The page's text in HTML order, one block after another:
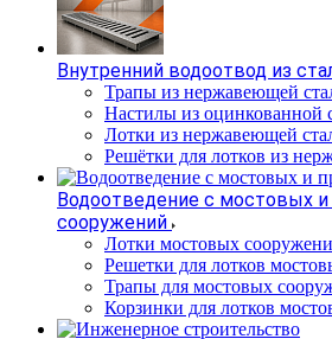
Внутренний водоотвод из
Трапы из нержавеющей
Настилы из оцинкованной
Лотки из нержавеющей
Решётки для лотков из
Водоотведение с мостовых
сооружений
Лотки мостовых
Решетки для лотков
Трапы для мостовых
Корзинки для лотков